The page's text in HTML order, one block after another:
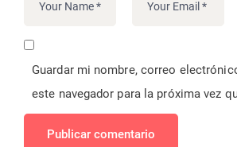
Guardar mi nombre, correo
este navegador para la próxima vez
Publicar comentario